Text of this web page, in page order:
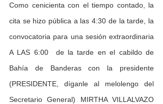
Como cenicienta con el tiempo contado, la
cita se hizo pública a las 4:30 de la tarde, la
convocatoria para una sesión extraordinaria
A LAS 6:00  de la tarde en el cabildo de
Bahía de Banderas con la presidente
(PRESIDENTE, díganle al melolengo del
Secretario General) MIRTHA VILLALVAZO